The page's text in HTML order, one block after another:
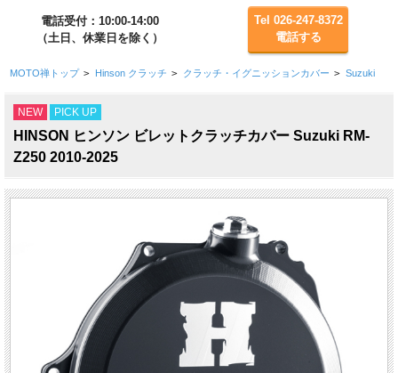
電話受付：10:00-14:00
（土日、休業日を除く）
Tel 026-247-8372
電話する
MOTO禅トップ > Hinson クラッチ > クラッチ・イグニッションカバー > Suzuki
NEW PICK UP
HINSON ヒンソン ビレットクラッチカバー Suzuki RM-
Z250 2010-2025